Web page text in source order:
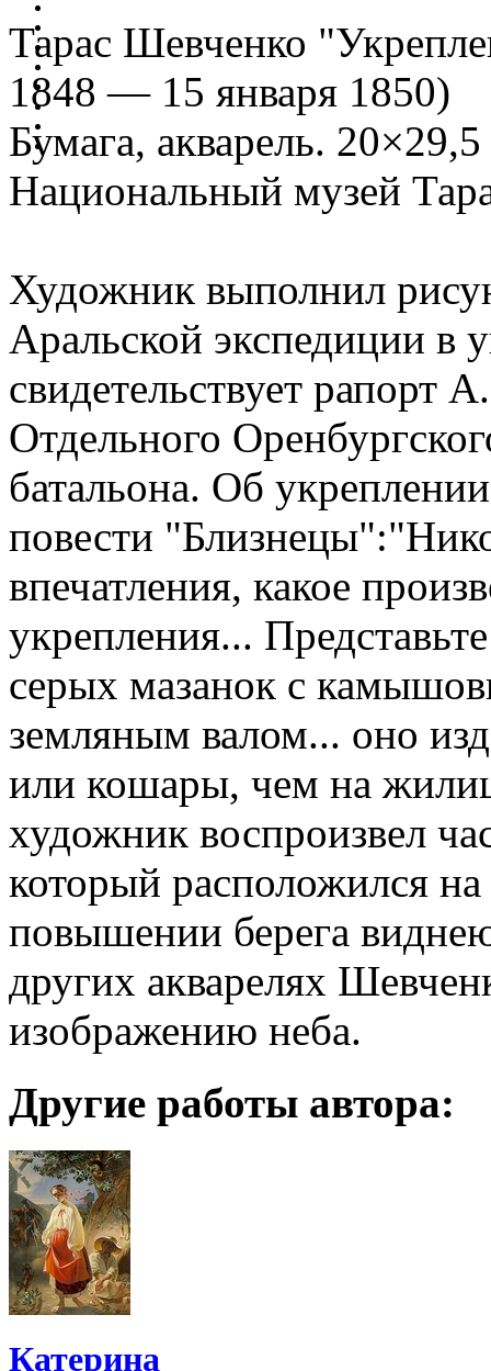
Тарас Шевченко
1848 — 15 января 1850)
Бумага, акварель.
Национальный музей
Художник выполнил
Аральской экспедиции в
свидетельствует рапорт
Отдельного
батальона. Об
повести
впечатления, какое
укрепления...
серых мазанок с
земляным валом... оно
или кошары, чем на
художник воспроизвел
который расположился
повышении берега
других акварелях
изображению неба.
Другие работы автора:
Катерина